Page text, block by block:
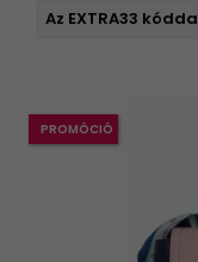
Az EXTRA33
PROMÓCIÓ